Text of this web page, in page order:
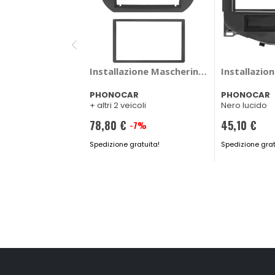
Installazione Mascherina 2 din -
PHONOCAR
+ altri 2 veicoli
Prezzo
speciale
78,80 € -7%
Spedizione gratuita!
PHONOCAR
Nero lucido
Prezzo
speciale
45,10 €
Spedizione